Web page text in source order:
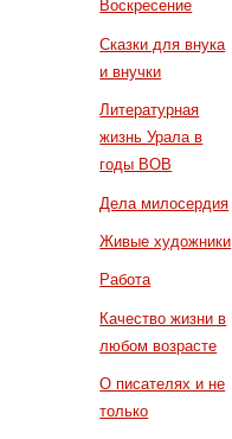
Воскресение
Сказки для внука
и внучки
Литературная
жизнь Урала в
годы ВОВ
Дела милосердия
Живые художники
Работа
Качество жизни в
любом возрасте
О писателях и не
только